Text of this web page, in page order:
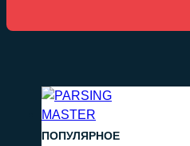
ПОПУЛЯРНОЕ